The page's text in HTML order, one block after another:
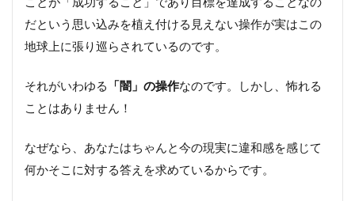
だという思い込みを植え付ける見えない操作が実はこの
地球上に張り巡らされているのです。
それがいわゆる 「闇」の操作なのです。しかし、怖れる
ことはありません！
なぜなら、あなたはちゃんと今の現実に違和感を感じて
何かそこに対する答えを求めているからです。